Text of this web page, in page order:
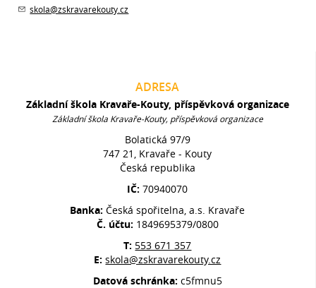
skola@zskravarekouty.cz
ADRESA
Základní škola Kravaře-Kouty, příspěvková organizace
Základní škola Kravaře-Kouty, příspěvková organizace
Bolatická 97/9
747 21, Kravaře - Kouty
Česká republika
IČ:70940070
Banka:Česká spořitelna, a.s. Kravaře
Č. účtu: 1849695379/0800
T: 553 671 357
E:skola@zskravarekouty.cz
Datová schránka: c5fmnu5